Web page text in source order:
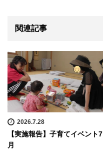
関連記事
2026.7.28
【実施報告】子育てイベント7
月